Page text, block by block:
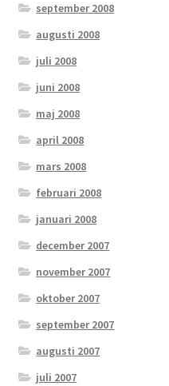
september 2008
augusti 2008
juli 2008
juni 2008
maj 2008
april 2008
mars 2008
februari 2008
januari 2008
december 2007
november 2007
oktober 2007
september 2007
augusti 2007
juli 2007